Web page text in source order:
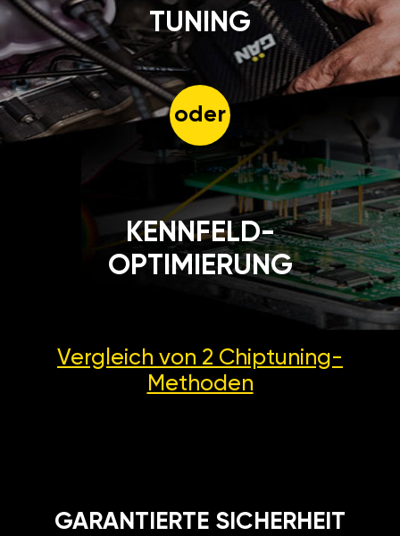
TUNING
oder
KENNFELD-
OPTIMIERUNG
Vergleich von 2 Chiptuning-
Methoden
GARANTIERTE SICHERHEIT